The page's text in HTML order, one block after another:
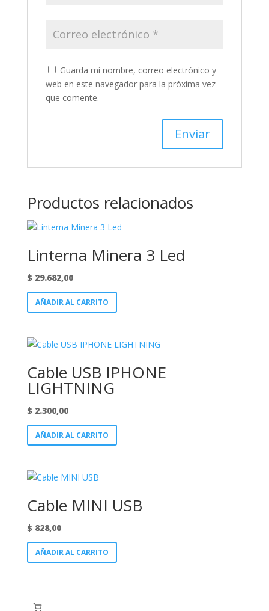
Guarda mi nombre, correo electrónico y
web en este navegador para la próxima vez
que comente.
Productos relacionados
Linterna Minera 3 Led
$29.682,00
AÑADIR AL CARRITO
Cable USB IPHONE
LIGHTNING
$2.300,00
AÑADIR AL CARRITO
Cable MINI USB
$828,00
AÑADIR AL CARRITO